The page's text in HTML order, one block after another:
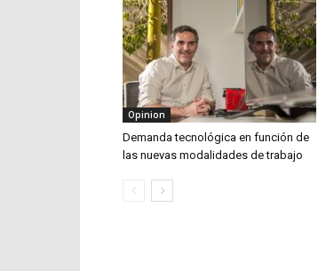
Opinion
Demanda tecnológica en función de
las nuevas modalidades de trabajo